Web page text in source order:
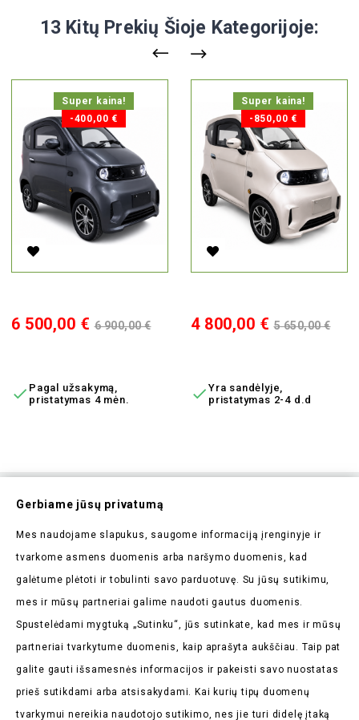
13 Kitų Prekių Šioje Kategorijoje:
Super kaina!
-400,00 €
Kaina
6 500,00 € Bazinė
kaina
6 900,00 €
 Pagal užsakymą,
pristatymas 4 mėn.
Super kaina!
-850,00 €
Kaina
4 800,00 € Bazinė
kaina
5 650,00 €
 Yra sandėlyje,
pristatymas 2-4 d.d
Prenumeruokite Mūsų
Naujienlaiškį
Pirmieji sužinokite apie mūsų naujienas bei taikomas
Parduotuvės Informacija
Gerbiame jūsų privatumą
Mes naudojame slapukus, saugome informaciją įrenginyje ir
tvarkome asmens duomenis arba naršymo duomenis, kad
galėtume plėtoti ir tobulinti savo parduotuvę. Su jūsų sutikimu,
mes ir mūsų partneriai galime naudoti gautus duomenis.
Spustelėdami mygtuką „Sutinku“, jūs sutinkate, kad mes ir mūsų
partneriai tvarkytume duomenis, kaip aprašyta aukščiau. Taip pat
galite gauti išsamesnės informacijos ir pakeisti savo nuostatas
prieš sutikdami arba atsisakydami. Kai kurių tipų duomenų
tvarkymui nereikia naudotojo sutikimo, nes jie turi didelę įtaką